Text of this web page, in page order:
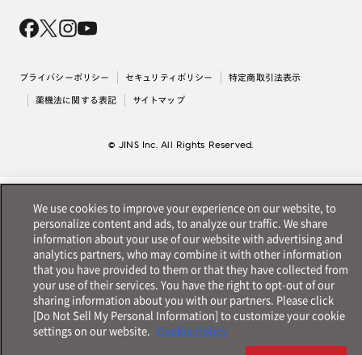
採用情報
出店について
プライバシーポリシー セキュリティポリシー 特定商取引法表示
薬機法に関する表記 サイトマップ
© JINS Inc. All Rights Reserved.
We use cookies to improve your experience on our website, to
personalize content and ads, to analyze our traffic. We share
information about your use of our website with advertising and
analytics partners, who may combine it with other information
that you have provided to them or that they have collected from
your use of their services. You have the right to opt-out of our
sharing information about you with our partners. Please click
[Do Not Sell My Personal Information] to customize your cookie
settings on our website. Cookie Policy